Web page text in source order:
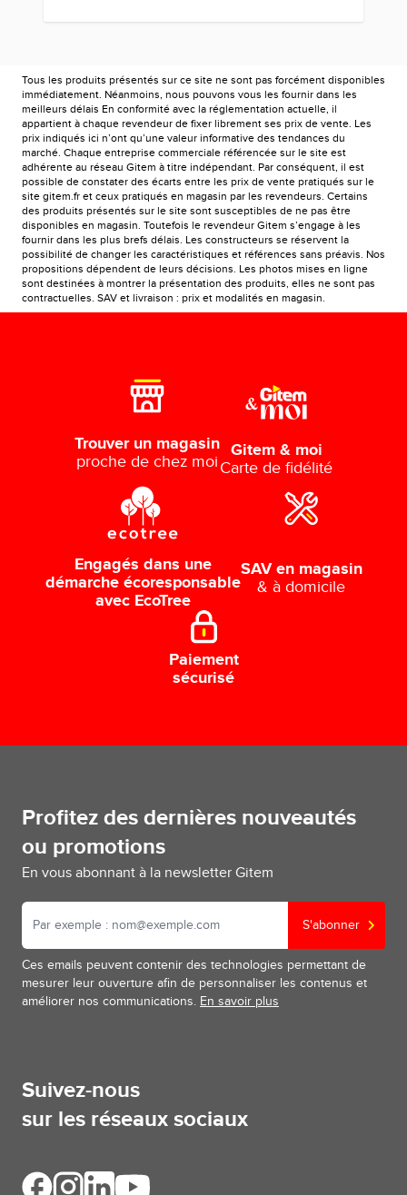
Tous les produits présentés sur ce site ne sont pas forcément disponibles
immédiatement. Néanmoins, nous pouvons vous les fournir dans les
meilleurs délais En conformité avec la réglementation actuelle, il
appartient à chaque revendeur de fixer librement ses prix de vente. Les
prix indiqués ici n’ont qu’une valeur informative des tendances du
marché. Chaque entreprise commerciale référencée sur le site est
adhérente au réseau Gitem à titre indépendant. Par conséquent, il est
possible de constater des écarts entre les prix de vente pratiqués sur le
site gitem.fr et ceux pratiqués en magasin par les revendeurs. Certains
des produits présentés sur le site sont susceptibles de ne pas être
disponibles en magasin. Toutefois le revendeur Gitem s’engage à les
fournir dans les plus brefs délais. Les constructeurs se réservent la
possibilité de changer les caractéristiques et références sans préavis. Nos
propositions dépendent de leurs décisions. Les photos mises en ligne
sont destinées à montrer la présentation des produits, elles ne sont pas
contractuelles. SAV et livraison : prix et modalités en magasin.
Trouver un magasin
proche de chez moi
Gitem & moi
Carte de fidélité
Engagés dans une
démarche écoresponsable
avec EcoTree
SAV en magasin
& à domicile
Paiement
sécurisé
Profitez des dernières nouveautés
ou promotions
En vous abonnant à la newsletter Gitem
S'abonner
Ces emails peuvent contenir des technologies permettant de
mesurer leur ouverture afin de personnaliser les contenus et
améliorer nos communications. En savoir plus
Suivez-nous
sur les réseaux sociaux